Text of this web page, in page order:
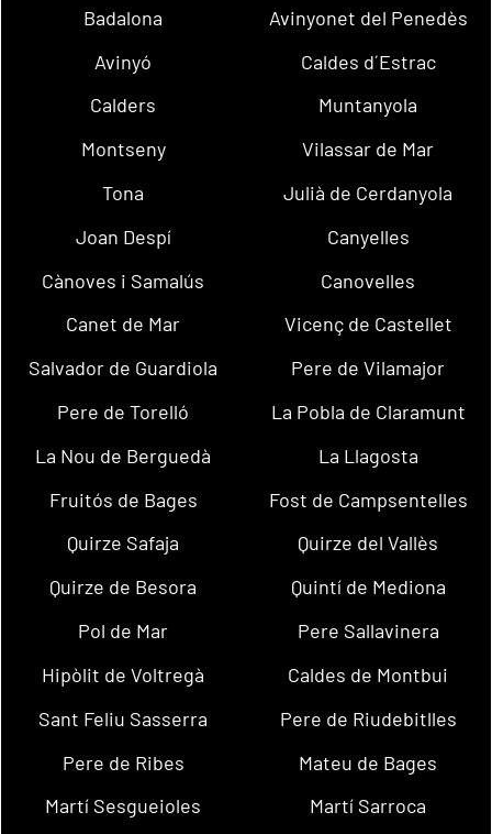
Badalona
Avinyonet del Penedès
Avinyó
Caldes d´Estrac
Calders
Muntanyola
Montseny
Vilassar de Mar
Tona
Julià de Cerdanyola
Joan Despí
Canyelles
Cànoves i Samalús
Canovelles
Canet de Mar
Vicenç de Castellet
Salvador de Guardiola
Pere de Vilamajor
Pere de Torelló
La Pobla de Claramunt
La Nou de Berguedà
La Llagosta
Fruitós de Bages
Fost de Campsentelles
Quirze Safaja
Quirze del Vallès
Quirze de Besora
Quintí de Mediona
Pol de Mar
Pere Sallavinera
Hipòlit de Voltregà
Caldes de Montbui
Sant Feliu Sasserra
Pere de Riudebitlles
Pere de Ribes
Mateu de Bages
Martí Sesgueioles
Martí Sarroca